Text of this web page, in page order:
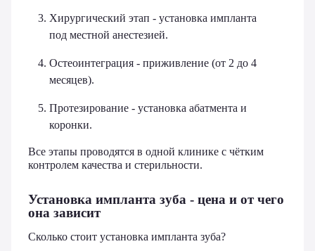
Хирургический этап - установка импланта
под местной анестезией.
Остеоинтеграция - приживление (от 2 до 4
месяцев).
Протезирование - установка абатмента и
коронки.
Все этапы проводятся в одной клинике с чётким
контролем качества и стерильности.
Установка импланта зуба - цена и от чего
она зависит
Сколько стоит установка импланта зуба?